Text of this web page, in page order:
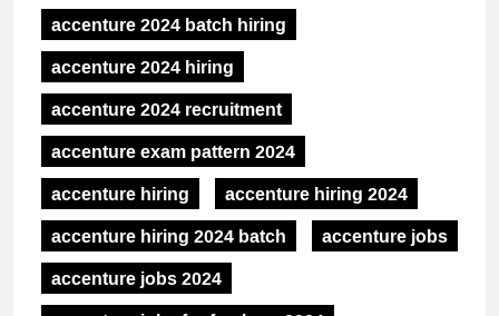
accenture 2024 batch hiring
accenture 2024 hiring
accenture 2024 recruitment
accenture exam pattern 2024
accenture hiring
accenture hiring 2024
accenture hiring 2024 batch
accenture jobs
accenture jobs 2024